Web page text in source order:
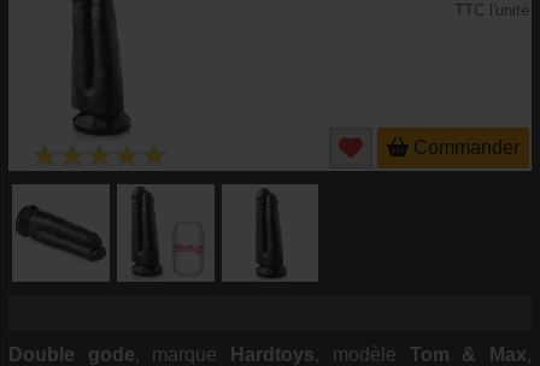
TTC l'unité
Commander
Double gode, marque Hardtoys, modèle Tom & Max,